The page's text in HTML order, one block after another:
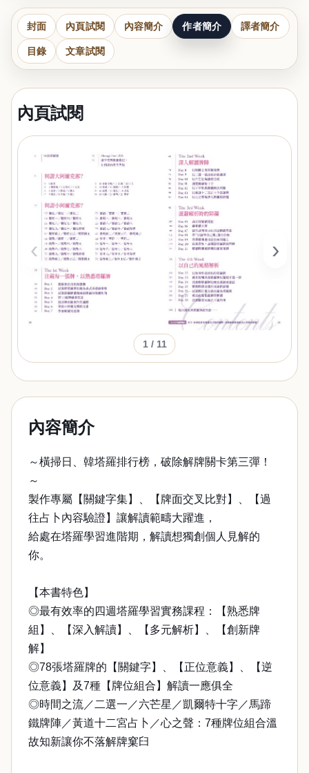
封面 內頁試閱 內容簡介 作者簡介 譯者簡介
目錄 文章試閱
內頁試閱
‹ ›
1/ 11
內容簡介
～橫掃日、韓塔羅排行榜，破除解牌關卡第三彈！
～
製作專屬【關鍵字集】、【牌面交叉比對】、【過
往占卜內容驗證】讓解讀範疇大躍進，
給處在塔羅學習進階期，解讀想獨創個人見解的
你。
【本書特色】
◎最有效率的四週塔羅學習實務課程：【熟悉牌
組】、【深入解讀】、【多元解析】、【創新牌
解】
◎78張塔羅牌的【關鍵字】、【正位意義】、【逆
位意義】及7種【牌位組合】解讀一應俱全
◎時間之流／二選一／六芒星／凱爾特十字／馬蹄
鐵牌陣／黃道十二宮占卜／心之聲：7種牌位組合溫
故知新讓你不落解牌窠臼